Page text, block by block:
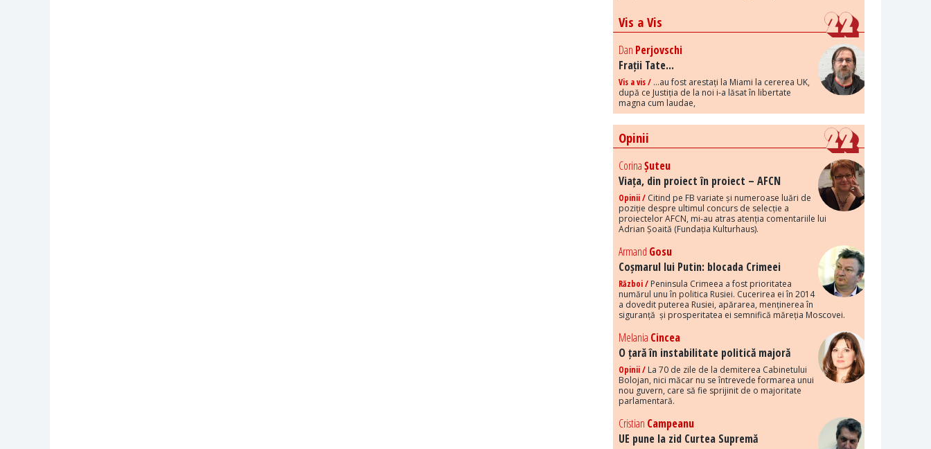
Vis a Vis
Dan Perjovschi
Frații Tate...
Vis a vis / ...au fost arestați la Miami la cererea UK,
după ce Justiția de la noi i-a lăsat în libertate
magna cum laudae,
Opinii
CorinaȘuteu
Viața, din proiect în proiect – AFCN
Opinii / Citind pe FB variate și numeroase luări de
poziție despre ultimul concurs de selecție a
proiectelor AFCN, mi-au atras atenția comentariile lui
Adrian Șoaită (Fundația Kulturhaus).
Armand Gosu
Coșmarul lui Putin: blocada Crimeei
Război / Peninsula Crimeea a fost prioritatea
numărul unu în politica Rusiei. Cucerirea ei în 2014
a dovedit puterea Rusiei, apărarea, menținerea în
siguranță și prosperitatea ei semnifică măreția Moscovei.
Melania Cincea
O țară în instabilitate politică majoră
Opinii / La 70 de zile de la demiterea Cabinetului
Bolojan, nici măcar nu se întrevede formarea unui
nou guvern, care să fie sprijinit de o majoritate
parlamentară.
Cristian Campeanu
UE pune la zid Curtea Supremă